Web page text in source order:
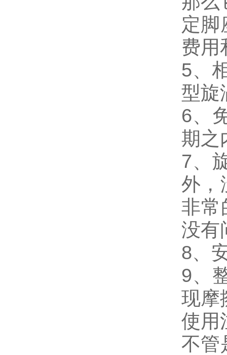
定脚
费用
5、
型旋
6、
期之
7、
外，
非常
没有
8、
9、
现摩
使用
不管